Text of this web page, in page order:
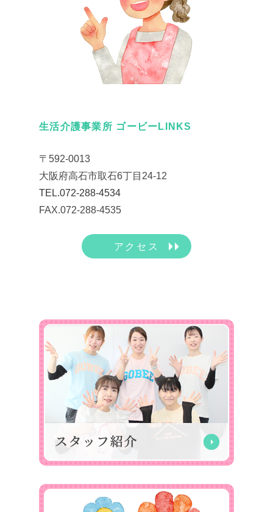
生活介護事業所 ゴービーLINKS
〒592-0013
大阪府高石市取石6丁目24-12
TEL.072-288-4534
FAX.072-288-4535
アクセス